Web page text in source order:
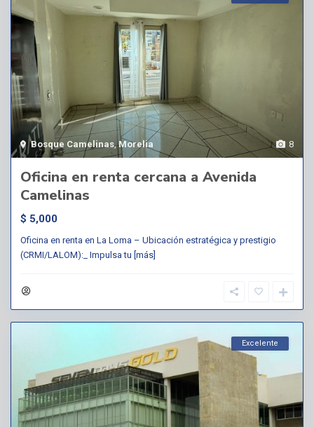
8
Bosque Camelinas,Morelia
Oficina en renta cercana a Avenida
Camelinas
$ 5,000
Oficina en renta en La Loma – Ubicación estratégica y prestigio
(CRMI/LALOM):_ Impulsa tu [más]
Excelente